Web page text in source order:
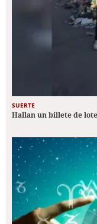
SUERTE
Hallan un billete de